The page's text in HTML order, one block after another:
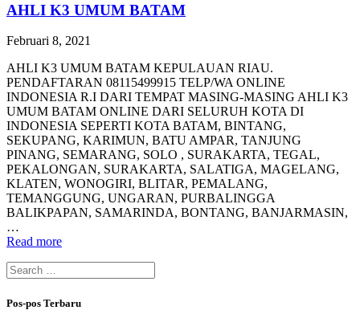
AHLI K3 UMUM BATAM
Februari 8, 2021
AHLI K3 UMUM BATAM KEPULAUAN RIAU.
PENDAFTARAN 08115499915 TELP/WA ONLINE
INDONESIA R.I DARI TEMPAT MASING-MASING AHLI K3
UMUM BATAM ONLINE DARI SELURUH KOTA DI
INDONESIA SEPERTI KOTA BATAM, BINTANG,
SEKUPANG, KARIMUN, BATU AMPAR, TANJUNG
PINANG, SEMARANG, SOLO , SURAKARTA, TEGAL,
PEKALONGAN, SURAKARTA, SALATIGA, MAGELANG,
KLATEN, WONOGIRI, BLITAR, PEMALANG,
TEMANGGUNG, UNGARAN, PURBALINGGA
BALIKPAPAN, SAMARINDA, BONTANG, BANJARMASIN,
…
Read more
Search
for:
Pos-pos Terbaru